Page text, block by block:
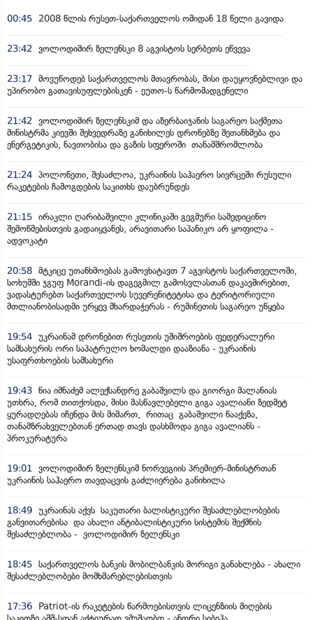
00:45 2008 წლის რუსეთ-საქართველოს ომიდან 18 წელი გავიდა
23:42 ვოლოდიმირ ზელენსკი 8 აგვისტოს სერბეთს ეწვევა
23:17 მოვუწოდებ საქართველოს მთავრობას, მისი დაუყოვნებლივი და
უპირობო გათავისუფლებისკენ - ეუთო-ს წარმომადგენელი
21:42
ვოლოდიმირ ზელენსკიმ და აზერბაიჯანის საგარეო საქმეთა
მინისტრმა კიევში შეხვედრაზე განიხილეს დრონებზე შეთანხმება და
ენერგეტიკის, ნავთობისა და გაზის სფეროში თანამშრომლობა
21:24 პოლონეთი, შესაძლოა, უკრაინის საჰაერო სივრცეში რუსული
რაკეტების ჩამოგდების საკითხს დაუბრუნდეს
21:15 ირაკლი ღარიბაშვილი კლინიკაში გეგმური სამედიცინო
შემოწმებისთვის გადაიყვანეს, არავითარი საპანიკო არ ყოფილა -
ადვოკატი
20:58 მტკიცე უთანხმოებას გამოვხატავთ 7 აგვისტოს საქართველოში,
სოხუმში ჯგუფ Morandi-ის დაგეგმილ გამოსვლასთან დაკავშირებით,
ვადასტურებთ საქართველოს სუვერენიტეტისა და ტერიტორიული
მთლიანობისადმი ურყევ მხარდაჭერას - რუმინეთის საგარეო უწყება
19:54 უკრაინამ დრონებით რუსეთის უშიშროების ფედერალური
სამსახურის ორი საპატრულო ხომალდი დააზიანა - უკრაინის
უსაფრთხოების სამსახური
19:43 ნია იმნაძემ ალექსანდრე გაბაშვილს და გიორგი მალანიას
უთხრა, რომ თითქოსდა, მისი მასწავლებელი გიგა ავალიანი ზედმეტ
ყურადღებას იჩენდა მის მიმართ, რითაც გაბაშვილი წააქეზა,
თანამზრახველებთან ერთად თავს დასხმოდა გიგა ავალიანს -
პროკურატურა
19:01
ვოლოდიმირ ზელენსკიმ ნორვეგიის პრემიერ-მინისტრთან
უკრაინის საჰაერო თავდაცვის გაძლიერება განიხილა
18:49 უკრაინას აქვს საკუთარი ბალისტიკური შესაძლებლობების
განვითარებისა და ახალი ანტიბალისტიკური სისტემის შექმნის
შესაძლებლობა - ვოლოდიმირ ზელენსკი
18:45 საქართველოს ბანკის მობილბანკის მორიგი განახლება - ახალი
შესაძლებლობები მომხმარებლებისთვის
17:36
Patriot-ის რაკეტების წარმოებისთვის ლიცენზიის მიღების